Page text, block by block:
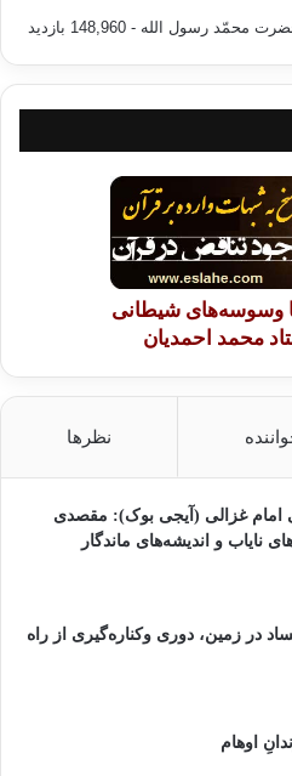
محمّد رسول الله - 148,960 بازدید
وسوسه‌های شیطانی
محمد احمدیان
نظرها
امام غزالی (آیجی بوک): مقصدی
نایاب و اندیشه‌های ماندگار
در زمین‌، دوری وکناره‌گیری از راه
اوهام